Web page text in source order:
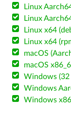
Linux
Linux
Linux x64
Linux x64
macOS
macOS
Windows
Windows
Windows